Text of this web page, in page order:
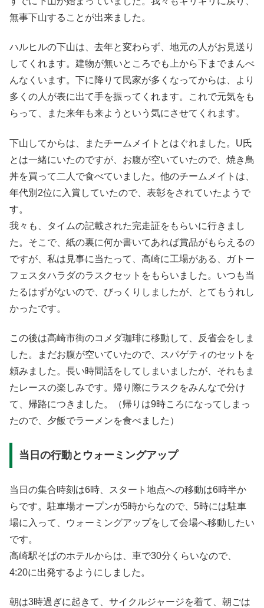
無事下山することが出来ました。
ハルヒルの下山は、去年と変わらず、地元の人がお見送り
してくれます。建物が無いところでも上から下までまんべ
んなくいます。下に降りて民家が多くなってからは、より
多くの人が表に出て手を振ってくれます。これで元気をも
らって、また来年も来ようという気にさせてくれます。
下山してからは、またチームメイトとはぐれました。U氏
とは一緒にいたのですが、お腹が空いていたので、焼き鳥
丼を買って二人で食べていました。他のチームメイトは、
年代別2位に入賞していたので、表彰をされていたようで
す。
我々も、タイムの記載された完走証をもらいに行きまし
た。そこで、紙の裏に何か書いてあれば賞品がもらえるの
ですが、私は見事に当たって、高崎に工場がある、ガトー
フェスタハラダのラスクセットをもらいました。いつも当
たるはずがないので、びっくりしましたが、とてもうれし
かったです。
この後は高崎市街のコメダ珈琲に移動して、反省会をしま
した。まだお腹が空いていたので、スパゲティのセットを
頼みました。長い時間話をしてしまいましたが、それもま
たレースの楽しみです。帰り際にラスクをみんなで分け
て、帰路につきました。（帰りは9時ころになってしまっ
たので、夕飯でラーメンを食べました）
当日の行動とウォーミングアップ
当日の集合時刻は6時、スタート地点への移動は6時半か
らです。駐車場オープンが5時からなので、5時には駐車
場に入って、ウォーミングアップをして会場へ移動したい
です。
高崎駅そばのホテルからは、車で30分くらいなので、
4:20に出発するようにしました。
朝は3時過ぎに起きて、サイクルジャージを着て、朝ごは